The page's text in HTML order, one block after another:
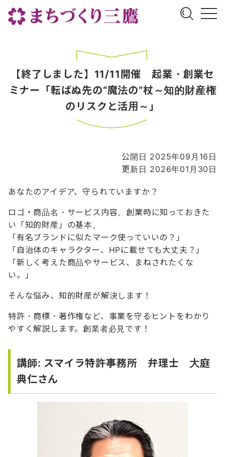
【終了しました】11/11開催 起業・創業セ
ミナー「転ばぬ先の“魔法の”杖～知的財産権
のリスクと活用～」
公開日 2025年09月16日
更新日 2026年01月30日
あなたのアイデア、守られていますか？
ロゴ・商品名・サービス内容。創業時に知っておきた
い「知的財産」の基本。
「有名ブランドに似たマーク使っていいの？」
「自治体のキャラクター、HPに載せても大丈夫？」
「新しく考えた商品やサービス、まねされたくな
い。」
そんな悩み、知的財産が解決します！
特許・商標・著作権など、事業を守るヒントをわかり
やすく解説します。創業者必見です！
講師: スマイラ特許事務所 弁理士 大庭
典仁さん